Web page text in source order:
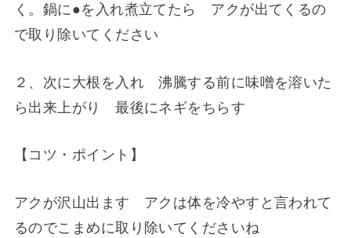
く。鍋に●を入れ煮立てたら アクが出てくるの
で取り除いてください
２、次に大根を入れ 沸騰する前に味噌を溶いた
ら出来上がり 最後にネギをちらす
【コツ・ポイント】
アクが沢山出ます アクは体を冷やすと言われて
るのでこまめに取り除いてくださいね